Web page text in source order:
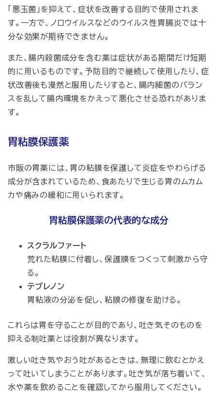
「悪玉菌」を抑えて、症状を改善する目的で使用されま
す。一方で、ノロウイルスなどのウイルス性胃腸炎では十
分な効果が期待できません。
また、腸内殺菌成分を含む薬は症状がある期間だけ短期
的に用いるものです。予防目的で継続して使用したり、症
状改善後も漫然と服用したりすると、腸内細菌のバラン
スを乱して腸内環境をかえって悪化させる恐れがありま
す。
胃粘膜保護薬
市販の胃薬には、胃の粘膜を保護して炎症をやわらげる
成分が含まれているため、食あたりで生じる胃のムカム
カや痛みの緩和に用いられます。
胃粘膜保護薬の代表的な成分
スクラルファート
荒れた粘膜に付着し、保護膜をつくって刺激から守
る。
テプレノン
胃粘液の分泌を促し、粘膜の修復を助ける。
これらは胃を守ることが目的であり、吐き気そのものを
抑える制吐薬とは役割が異なります。
激しい吐き気やおう吐があるときは、無理に飲むとかえ
って吐いてしまうことがあります。吐き気が落ち着いて、
水や薬を飲めることを確認してから服用してください。